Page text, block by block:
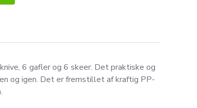
6 gafler og 6 skeer. Det praktiske og
og igen. Det er fremstillet af kraftig PP-